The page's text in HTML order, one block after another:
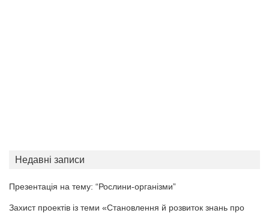
Недавні записи
Презентація на тему: “Рослини-організми”
Захист проектів із теми «Становлення й розвиток знань про